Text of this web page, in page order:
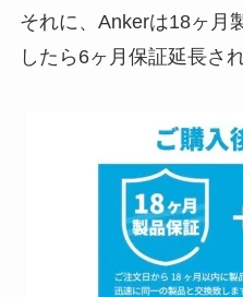
それに、Ankerは18ヶ月
したら6ヶ月保証延長さ